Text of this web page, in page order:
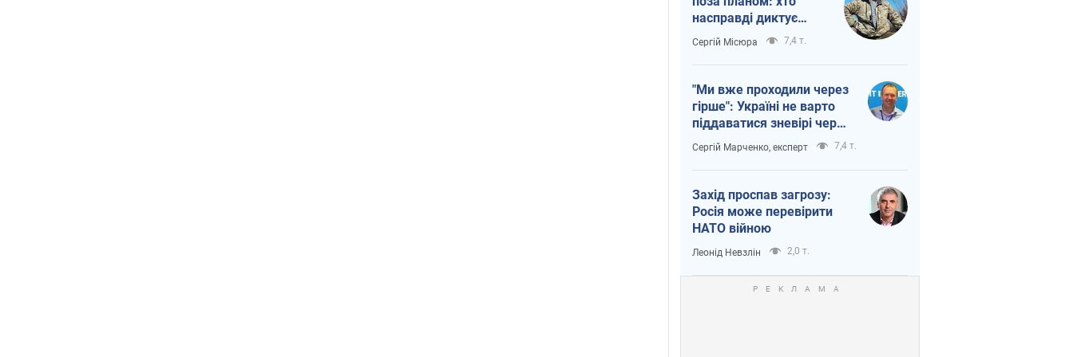
насправді диктує
темп війни
Сергій Місюра 7,4 т.
"Ми вже проходили через
гірше": Україні не варто
піддаватися зневірі через
ракетний терор
Сергій Марченко, експерт 7,4 т.
Захід проспав загрозу:
Росія може перевірити
НАТО війною
Леонід Невзлін 2,0 т.